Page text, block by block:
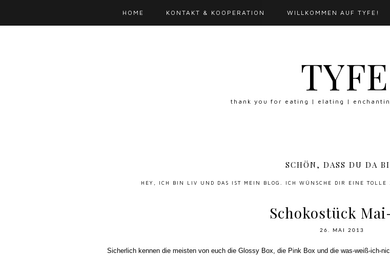
TYFE
thank you for eating | elating |
HOME KONTAKT & KOOPERATION WILLKOMMEN AUF TYFE!
SCHÖN, DASS DU DA
HEY, ICH BIN LIV UND DAS IST MEIN BLOG. ICH WÜNSCHE DIR EINE
Schokostück
26. MAI 2013
Sicherlich kennen die meisten von euch die Glossy Box, die Pink Box und die was-weiß-ich-